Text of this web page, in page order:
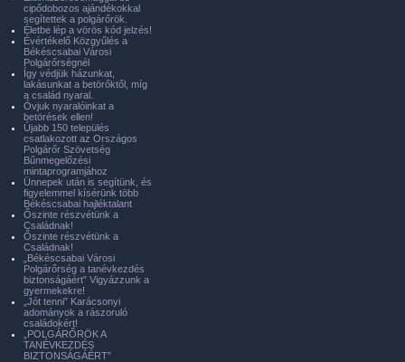
cipődobozos ajándékokkal
segítettek a polgárőrök.
Életbe lép a vörös kód jelzés!
Évértékelő Közgyűlés a
Békéscsabai Városi
Polgárőrségnél
Így védjük házunkat,
lakásunkat a betörőktől, míg
a család nyaral.
Óvjuk nyaralóinkat a
betörések ellen!
Újabb 150 település
csatlakozott az Országos
Polgárőr Szövetség
Bűnmegelőzési
mintaprogramjához
Ünnepek után is segítünk, és
figyelemmel kísérünk több
Békéscsabai hajléktalant
Őszinte részvétünk a
Családnak!
Őszinte részvétünk a
Családnak!
„Békéscsabai Városi
Polgárőrség a tanévkezdés
biztonságáért” Vigyázzunk a
gyermekekre!
„Jót tenni” Karácsonyi
adományok a rászoruló
családokért!
„POLGÁRŐRÖK A
TANÉVKEZDÉS
BIZTONSÁGÁÉRT”